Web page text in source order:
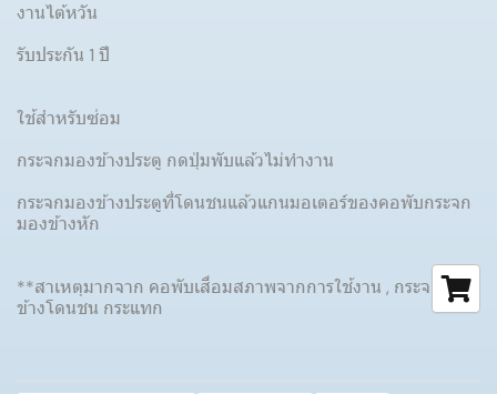
งานไต้หวัน
รับประกัน 1 ปี
ใช้สำหรับซ่อม
กระจกมองข้างประตู กดปุ่มพับแล้วไม่ทำงาน
กระจกมองข้างประตูที่โดนชนแล้วแกนมอเตอร์ของคอพับกระจก
มองข้างหัก
**สาเหตุมากจาก คอพับเสื่อมสภาพจากการใช้งาน , กระจกมอง
ข้างโดนชน กระแทก